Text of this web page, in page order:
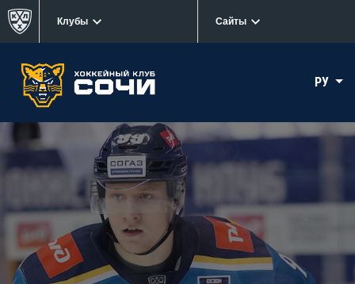
Клубы Сайты
РУ